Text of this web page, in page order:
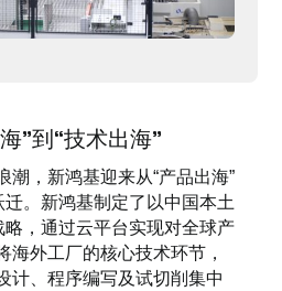
”到“技术出海”
潮，新鸿基迎来从“产品出海”
迁。新鸿基制定了以中国本土
略，通过云平台实现对全球产
海外工厂的核心技术环节，
计、程序编写及试切削集中